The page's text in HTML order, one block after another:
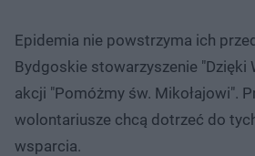
Epidemia nie powstrzyma ich
Bydgoskie stowarzyszenie "Dzięki
akcji "Pomóżmy św. Mikołajowi".
wolontariusze chcą dotrzeć do
wsparcia.